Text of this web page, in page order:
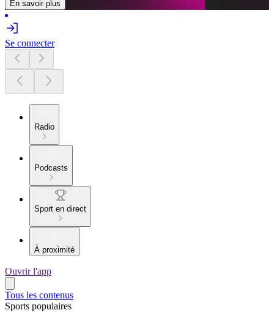
En savoir plus
Se connecter
Radio
Podcasts
Sport en direct
À proximité
Ouvrir l'app
Tous les contenus
Sports populaires